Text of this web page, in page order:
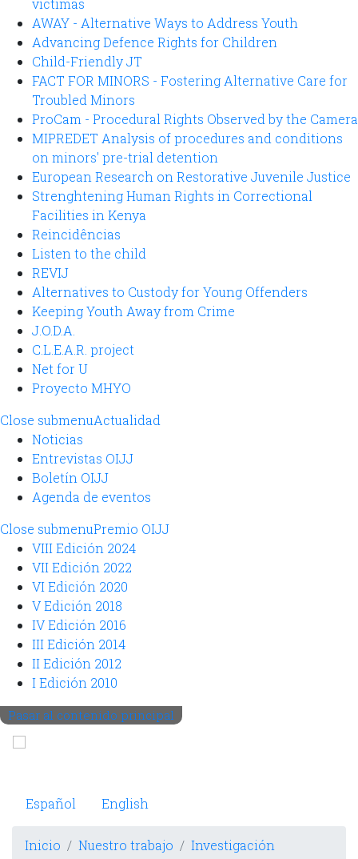
víctimas
AWAY - Alternative Ways to Address Youth
Advancing Defence Rights for Children
Child-Friendly JT
FACT FOR MINORS - Fostering Alternative Care for
Troubled Minors
ProCam - Procedural Rights Observed by the Camera
MIPREDET Analysis of procedures and conditions
on minors' pre-trial detention
European Research on Restorative Juvenile Justice
Strenghtening Human Rights in Correctional
Facilities in Kenya
Reincidências
Listen to the child
REVIJ
Alternatives to Custody for Young Offenders
Keeping Youth Away from Crime
J.O.D.A.
C.L.E.A.R. project
Net for U
Proyecto MHYO
Close submenuActualidad
Noticias
Entrevistas OIJJ
Boletín OIJJ
Agenda de eventos
Close submenuPremio OIJJ
VIII Edición 2024
VII Edición 2022
VI Edición 2020
V Edición 2018
IV Edición 2016
III Edición 2014
II Edición 2012
I Edición 2010
Pasar al contenido principal
Español English
Inicio Nuestro trabajo
Investigación